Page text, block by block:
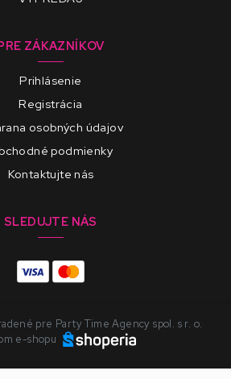
ZÁKAZNÍKOV
Prihlásenie
Registrácia
osobných údajov
podmienky
Kontaktujte nás
SLEDUJTE NÁS
pre Party Time Agency spol. s r. o.
e-shopu